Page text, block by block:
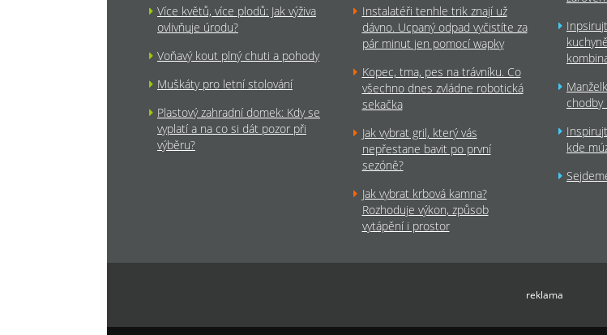
Více květů, více plodů: Jak výživa
ovlivňuje úrodu?
Voňavý kout plný chuti a pohody
Muškáty pro letní stolování
Plastový zahradní domek: Kdy se
vyplatí a na co si dát pozor při
výběru?
Instalatéři tenhle trik znají už
dávno. Ucpaný odpad vyčistíte za
pár minut jen pomocí wapky
Kopec, tma, pes na trávníku. Co
všechno dnes zvládne robotická
sekačka
Jak vybrat gril, který vás
nepřestane bavit po první
sezóně?
Jak vybrat krbová kamna?
Rozhoduje výkon, způsob
vytápění i prostor
chodby
kde
reklama